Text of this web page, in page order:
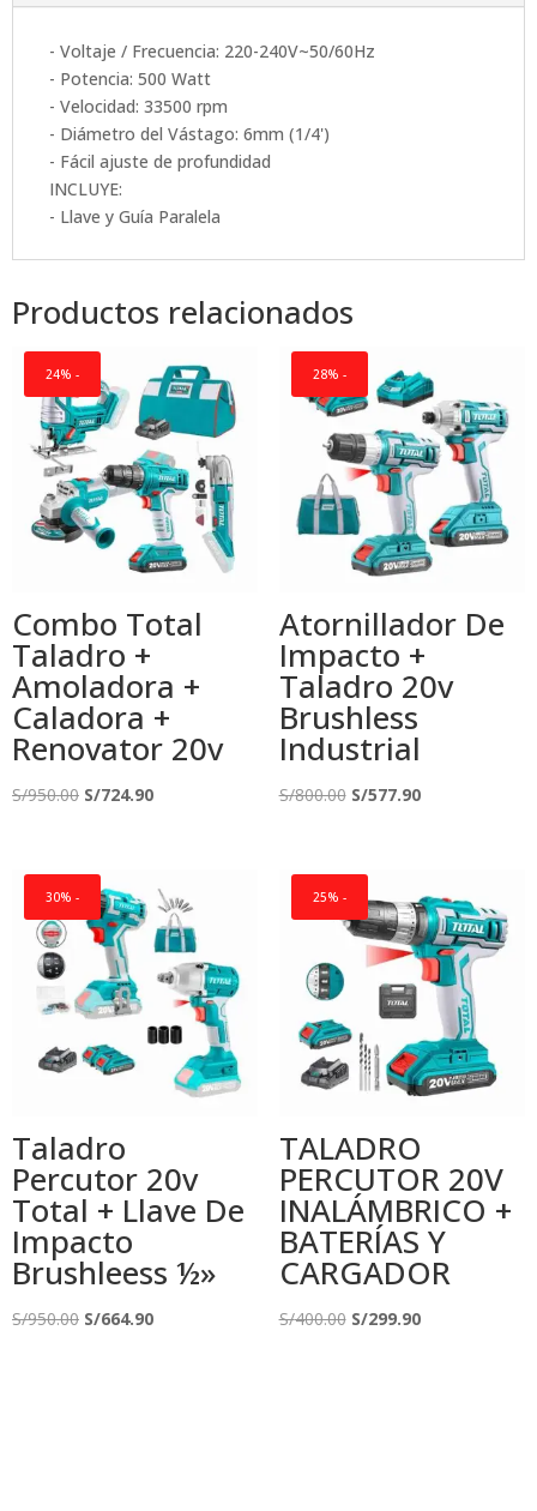
- Voltaje / Frecuencia: 220-240V~50/60Hz
- Potencia: 500 Watt
- Velocidad: 33500 rpm
- Diámetro del Vástago: 6mm (1/4')
- Fácil ajuste de profundidad
INCLUYE:
- Llave y Guía Paralela
Productos relacionados
24% -
Combo Total
Taladro +
Amoladora +
Caladora +
Renovator 20v
S/950.00 El
era:
S/950.00.
S/724.90El
es:
S/724.90.
28% -
Atornillador De
Impacto +
Taladro 20v
Brushless
Industrial
S/800.00 El
S/800.00.
S/577.90El
S/577.90.
30% -
Taladro
Percutor 20v
Total + Llave De
Impacto
Brushleess ½»
S/950.00 El
S/664.90El
25% -
TALADRO
PERCUTOR 20V
INALÁMBRICO +
BATERÍAS Y
CARGADOR
S/400.00 El
S/299.90El